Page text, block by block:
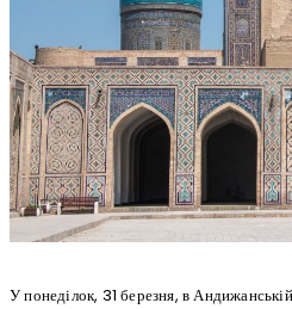
У понеділок, 31 березня, в